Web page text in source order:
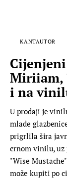
KANTAUTOR
Miriiam,
i na
U prodaji je
mlade
prigrlila šira
crnom vinilu, uz
"Wise
može kupiti po